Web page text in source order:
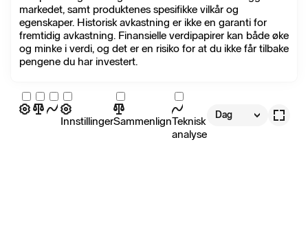
markedet, samt produktenes spesifikke vilkår og
egenskaper. Historisk avkastning er ikke en garanti for
fremtidig avkastning. Finansielle verdipapirer kan både øke
og minke i verdi, og det er en risiko for at du ikke får tilbake
pengene du har investert.
InnstillingerSammenlignTeknisk
analyse
Dag